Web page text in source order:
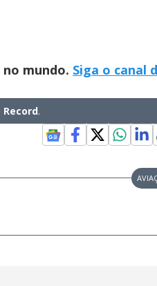
mundo. Siga o canal
Record.